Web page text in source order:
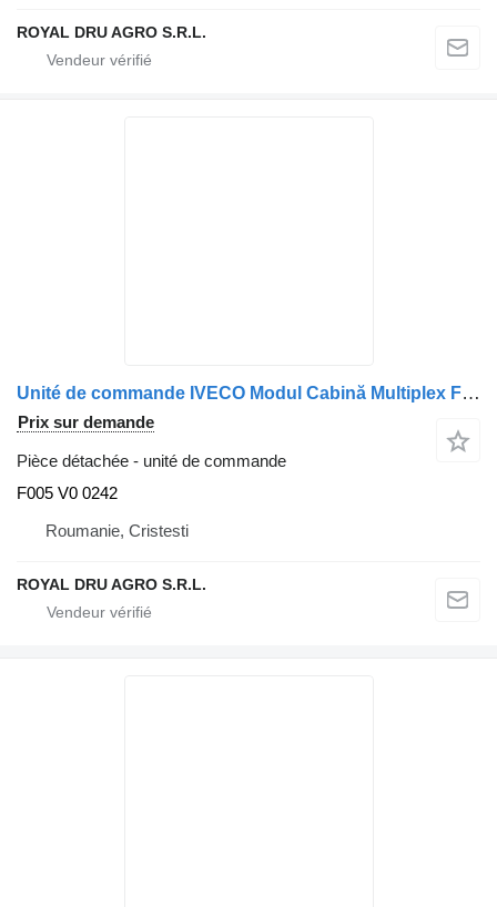
ROYAL DRU AGRO S.R.L.
Unité de commande IVECO Modul Cabină Multiplex F005 V0 0242 pour camion
Prix sur demande
Pièce détachée - unité de commande
F005 V0 0242
Roumanie, Cristesti
ROYAL DRU AGRO S.R.L.